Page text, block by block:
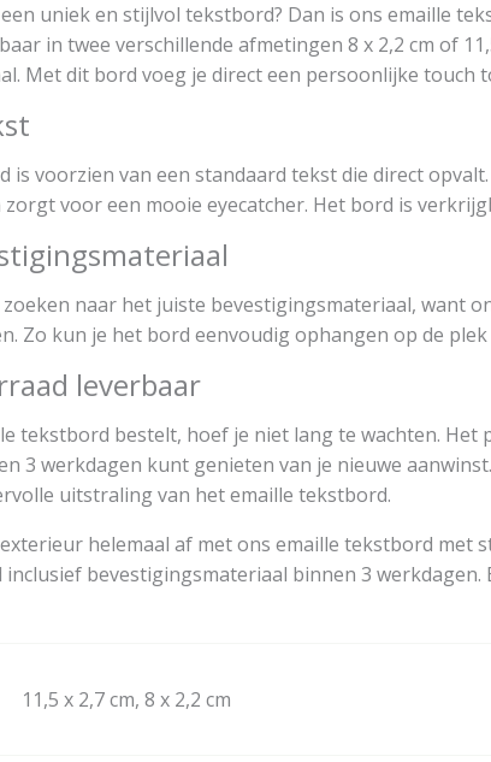
uniek en stijlvol tekstbord? Dan is ons emaille
in twee verschillende afmetingen 8 x 2,2 cm of
Met dit bord voeg je direct een persoonlijke touch
is voorzien van een standaard tekst die direct
voor een mooie eyecatcher. Het bord is
naar het juiste bevestigingsmateriaal, want
Zo kun je het bord eenvoudig ophangen op de plek
leverbaar
tekstbord bestelt, hoef je niet lang te wachten.
3 werkdagen kunt genieten van je nieuwe
uitstraling van het emaille tekstbord.
helemaal af met ons emaille tekstbord met
bevestigingsmateriaal binnen 3
11,5 x 2,7 cm, 8 x 2,2 cm